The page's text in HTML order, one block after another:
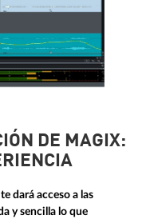
DE MAGIX:
dará acceso a las
y sencilla lo que